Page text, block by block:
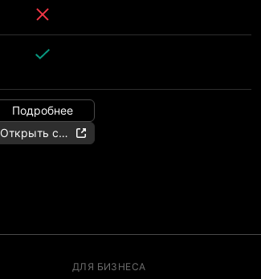
Подробнее
Открыть счёт
ДЛЯ БИЗНЕСА